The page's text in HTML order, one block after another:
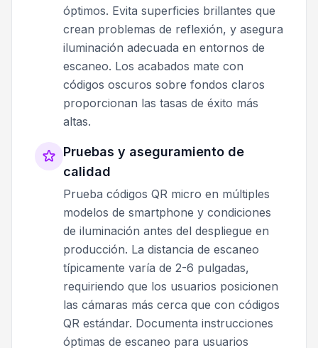
óptimos. Evita superficies brillantes que
crean problemas de reflexión, y asegura
iluminación adecuada en entornos de
escaneo. Los acabados mate con
códigos oscuros sobre fondos claros
proporcionan las tasas de éxito más
altas.
Pruebas y aseguramiento de
calidad
Prueba códigos QR micro en múltiples
modelos de smartphone y condiciones
de iluminación antes del despliegue en
producción. La distancia de escaneo
típicamente varía de 2-6 pulgadas,
requiriendo que los usuarios posicionen
las cámaras más cerca que con códigos
QR estándar. Documenta instrucciones
óptimas de escaneo para usuarios